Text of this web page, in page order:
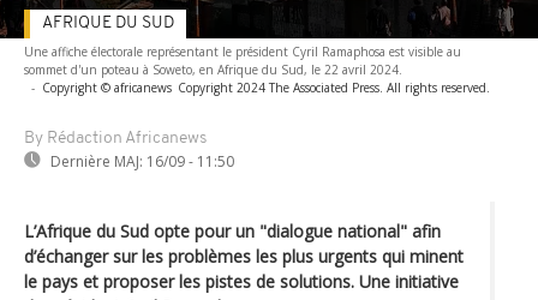
Une affiche électorale représentant le président Cyril Ramaphosa est visible au
sommet d'un poteau à Soweto, en Afrique du Sud, le 22 avril 2024.
- Copyright © africanews Copyright 2024 The Associated Press. All rights reserved.
By Rédaction Africanews
Dernière MAJ: 16/09 - 11:50
AFRIQUE DU SUD
L’Afrique du Sud opte pour un "dialogue national" afin
d’échanger sur les problèmes les plus urgents qui minent
le pays et proposer les pistes de solutions. Une initiative